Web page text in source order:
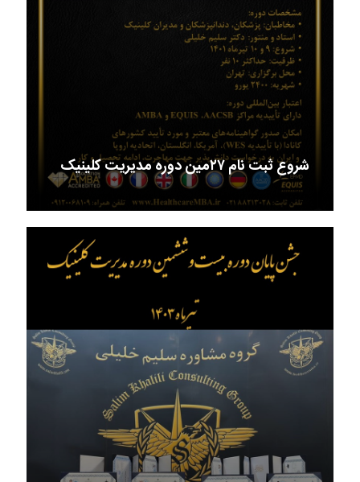
شروع ثبت نام ۲۷مین دوره مدیریت کلینیک